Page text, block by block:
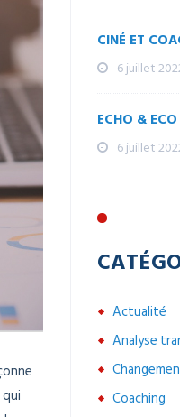
CINÉ ET
6 juillet
ECHO & ECO
6 juillet
Actualité
Analyse
Coaching